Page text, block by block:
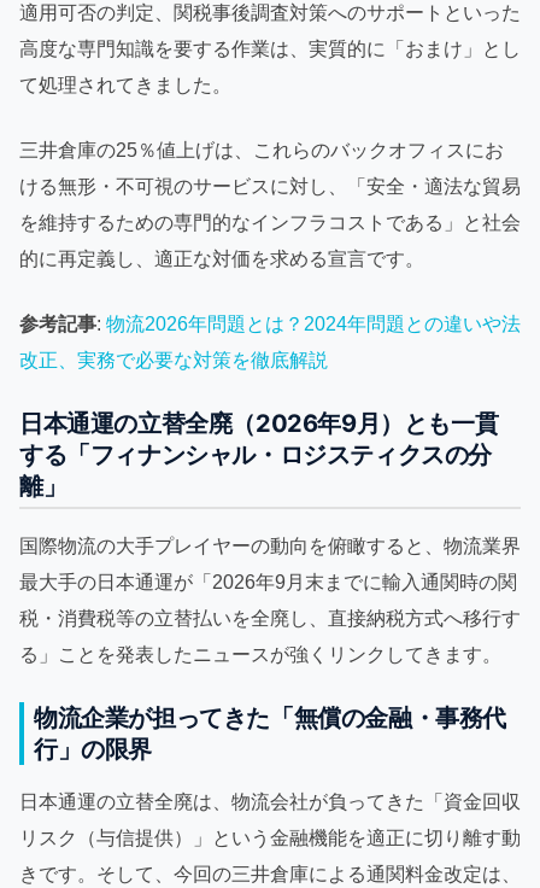
適用可否の判定、関税事後調査対策へのサポートといった
高度な専門知識を要する作業は、実質的に「おまけ」とし
て処理されてきました。
三井倉庫の25％値上げは、これらのバックオフィスにお
ける無形・不可視のサービスに対し、「安全・適法な貿易
を維持するための専門的なインフラコストである」と社会
的に再定義し、適正な対価を求める宣言です。
参考記事: 物流2026年問題とは？2024年問題との違いや法
改正、実務で必要な対策を徹底解説
日本通運の立替全廃（2026年9月）とも一貫
する「フィナンシャル・ロジスティクスの分
離」
国際物流の大手プレイヤーの動向を俯瞰すると、物流業界
最大手の日本通運が「2026年9月末までに輸入通関時の関
税・消費税等の立替払いを全廃し、直接納税方式へ移行す
る」ことを発表したニュースが強くリンクしてきます。
物流企業が担ってきた「無償の金融・事務代
行」の限界
日本通運の立替全廃は、物流会社が負ってきた「資金回収
リスク（与信提供）」という金融機能を適正に切り離す動
きです。そして、今回の三井倉庫による通関料金改定は、